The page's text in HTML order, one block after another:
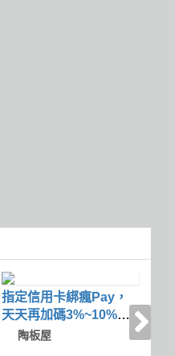
指定信用卡綁瘋Pay，
天天再加碼3%~10%瘋
點數回饋
陶板屋